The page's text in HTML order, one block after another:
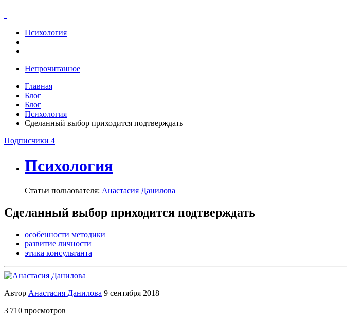
Психология
Непрочитанное
Главная
Блог
Блог
Психология
Сделанный выбор приходится подтверждать
Подписчики 4
Психология
Статьи пользователя: Анастасия Данилова
Сделанный выбор приходится подтверждать
особенности методики
развитие личности
этика консультанта
Автор Анастасия Данилова 9 сентября 2018
3 710 просмотров